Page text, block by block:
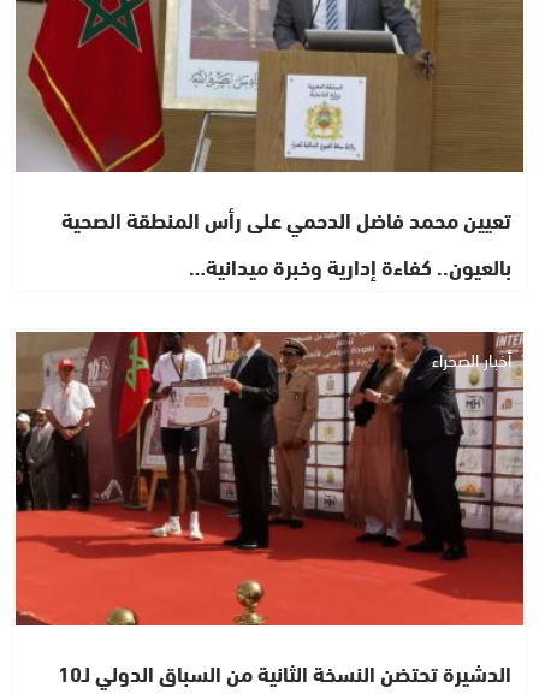
تعيين محمد فاضل الدحمي على رأس المنطقة الصحية
بالعيون.. كفاءة إدارية وخبرة ميدانية…
أخبار الصحراء
الدشيرة تحتضن النسخة الثانية من السباق الدولي لـ10